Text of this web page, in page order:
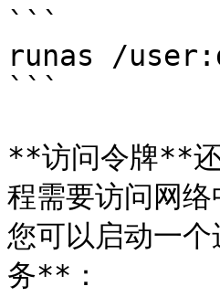
```
runas /
```
**访问令牌**
程需要访问网
您可以启动一
务**：